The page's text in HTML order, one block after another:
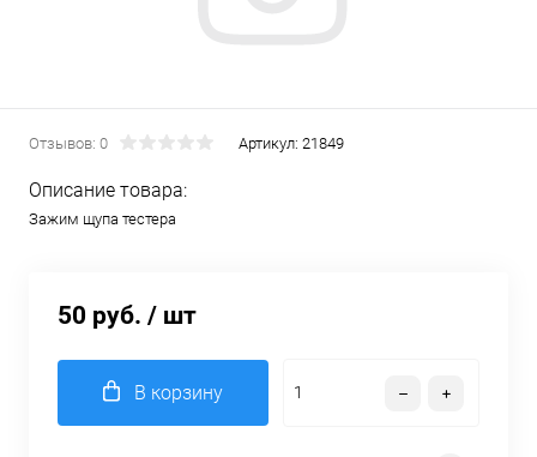
Отзывов: 0 Артикул: 21849
Описание товара:
Зажим щупа тестера
50 руб. / шт
В корзину